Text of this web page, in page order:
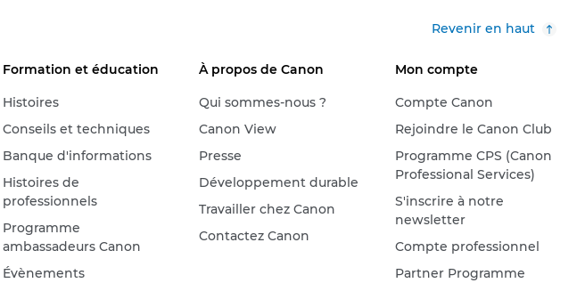
Revenir en haut
Formation et éducation
Histoires
Conseils et techniques
Banque d'informations
Histoires de
professionnels
Programme
ambassadeurs Canon
Évènements
À propos de Canon
Qui sommes-nous ?
Canon View
Presse
Développement durable
Travailler chez Canon
Contactez Canon
Mon compte
Compte Canon
Rejoindre le Canon Club
Programme CPS (Canon
Professional Services)
S'inscrire à notre
newsletter
Compte professionnel
Partner Programme